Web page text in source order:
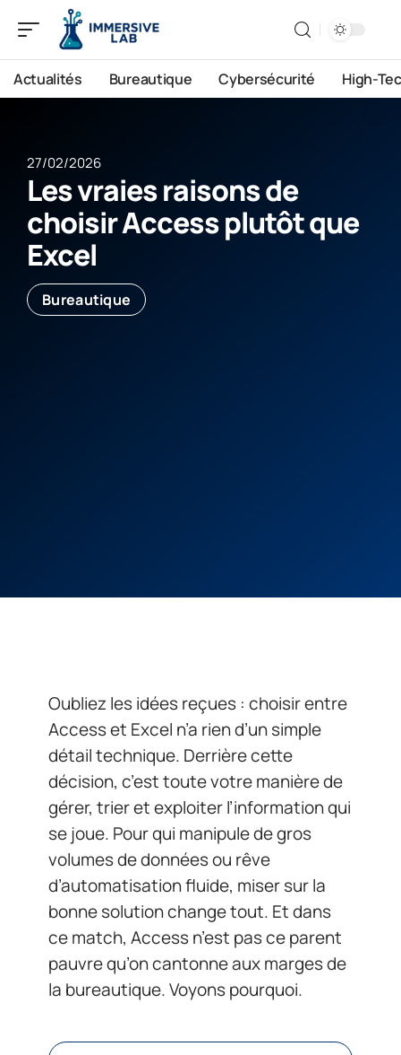
Actualités Bureautique Cybersécurité High-
27/02/2026
Les vraies raisons de
choisir Access plutôt que
Excel
Bureautique
Oubliez les idées reçues : choisir entre
Access et Excel n’a rien d’un simple
détail technique. Derrière cette
décision, c’est toute votre manière de
gérer, trier et exploiter l’information qui
se joue. Pour qui manipule de gros
volumes de données ou rêve
d’automatisation fluide, miser sur la
bonne solution change tout. Et dans
ce match, Access n’est pas ce parent
pauvre qu’on cantonne aux marges de
la bureautique. Voyons pourquoi.